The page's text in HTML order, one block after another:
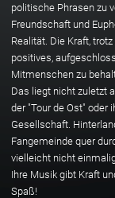
politische Phrasen zu
Freundschaft und
Realität. Die Kraft,
positives,
Mitmenschen zu
Das liegt nicht zuletzt
der "Tour de Ost" oder
Gesellschaft.
Fangemeinde quer
vielleicht nicht
Ihre Musik gibt Kraft
Spaß!